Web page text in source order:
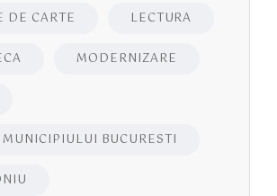
DE CARTE LECTURA
MODERNIZARE
BUCURESTI